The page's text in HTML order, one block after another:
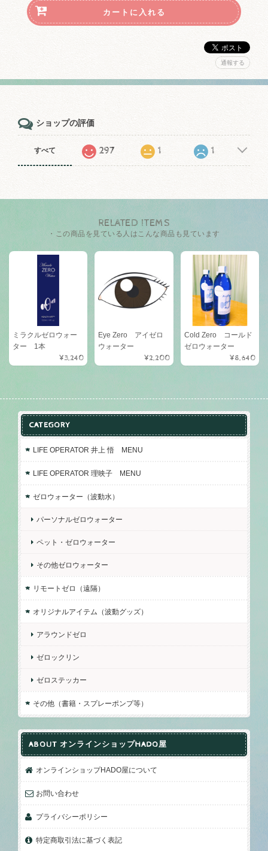
通報する
ショップの評価
すべて 297 1 1
RELATED ITEMS
・この商品を見ている人はこんな商品も見ています
ミラクルゼロウォー
ター 1本
¥3,240
Eye Zero アイゼロ
ウォーター
¥2,200
Cold Zero コールド
ゼロウォーター
¥8,640
CATEGORY
LIFE OPERATOR 井上 悟 MENU
LIFE OPERATOR 理映子 MENU
ゼロウォーター（波動水）
パーソナルゼロウォーター
ペット・ゼロウォーター
その他ゼロウォーター
リモートゼロ（遠隔）
オリジナルアイテム（波動グッズ）
アラウンドゼロ
ゼロックリン
ゼロステッカー
その他（書籍・スプレーポンプ等）
ABOUT オンラインショップHADO屋
オンラインショップHADO屋について
お問い合わせ
プライバシーポリシー
特定商取引法に基づく表記